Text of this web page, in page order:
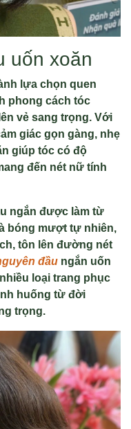
uốn xoăn
lựa chọn quen
phong cách tóc
vẻ sang trọng. Với
giác gọn gàng, nhẹ
giúp tóc có độ
đến nét nữ tính
ngắn được làm từ
bóng mượt tự nhiên,
tôn lên đường nét
đầu ngắn uốn
loại trang phục
huống từ đời
trọng.